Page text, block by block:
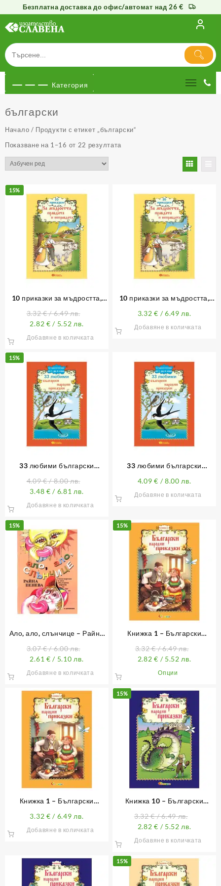
Безплатна доставка до офис/автомат над 26 €
съдържанието
Категория
български
Начало / Продукти с етикет „български“
Показване на 1–16 от 22 резултата
15%
10 приказки за мъдростта,
3.32€/ 6.49 лв.
2.82 € / 5.52 лв.
Добавяне в количката
10 приказки за мъдростта,
лично обръщение)
3.32€ / 6.49 лв.
Добавяне в количката
15%
33 любими български
4.09€/ 8.00 лв.
3.48 € / 6.81 лв.
Добавяне в количката
33 любими български
обръщение)
4.09€ / 8.00 лв.
Добавяне в количката
15%
Ало, ало, слънчице – Райна
3.07€/ 6.00 лв.
2.61 € / 5.10 лв.
Добавяне в количката
15%
Книжка 1 – Български
3.32€/ 6.49 лв.
2.82€ / 5.52 лв.
Опции
has
multiple
variants.
The
options
may
be
chosen
on
page
Книжка 1 – Български
обръщение)
3.32 € / 6.49 лв.
Добавяне в количката
15%
Книжка 10 – Български
3.32€/ 6.49 лв.
2.82€ / 5.52 лв.
Добавяне в количката
15%